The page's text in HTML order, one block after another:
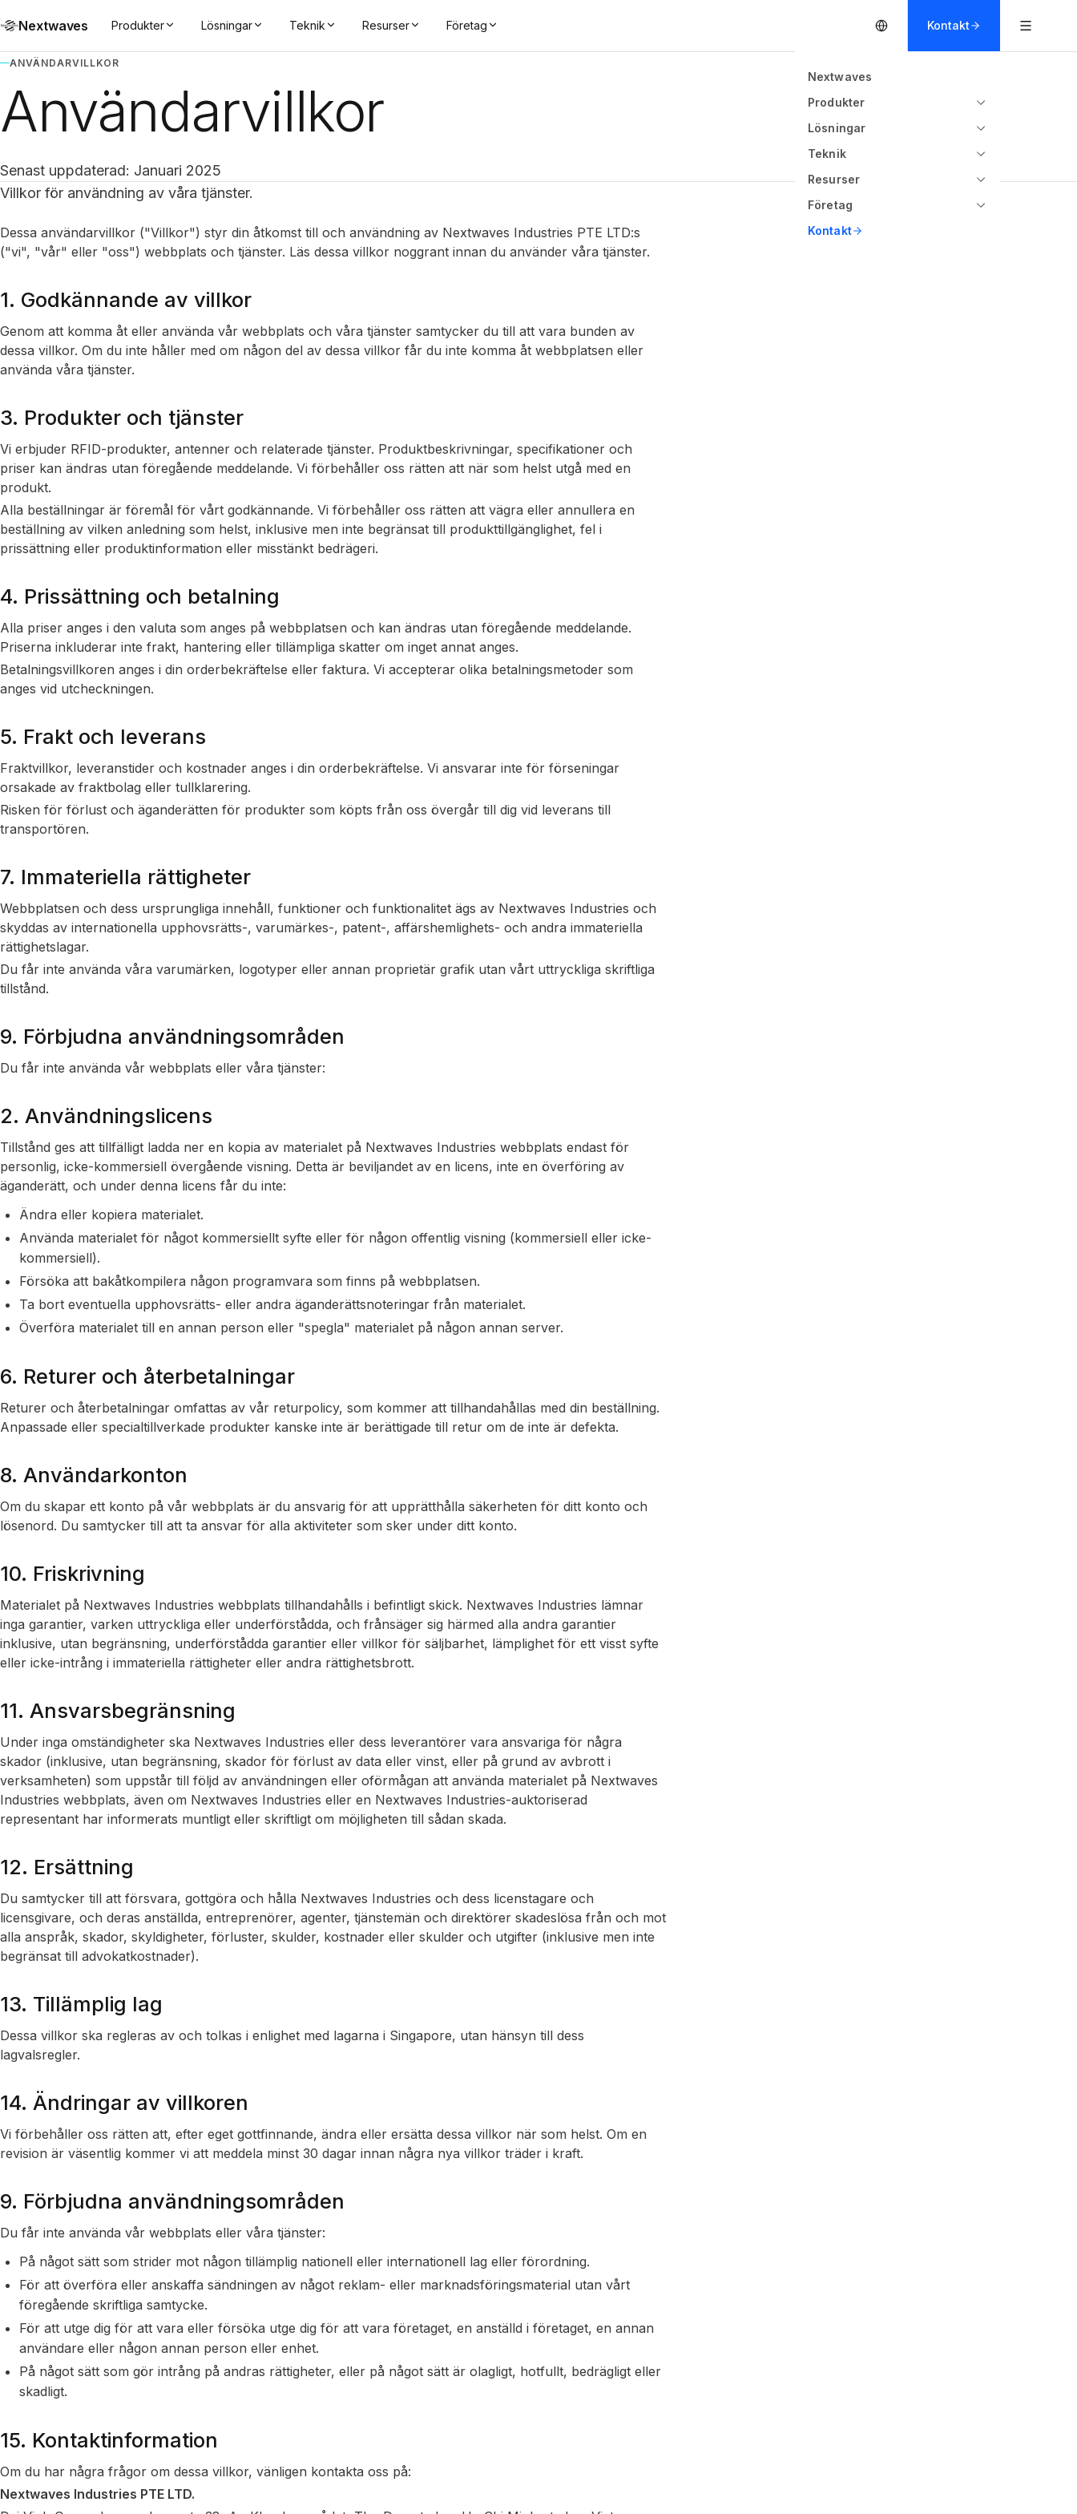
Nextwaves Produkter Lösningar Teknik Resurser Företag Kontakt
Nextwaves
Produkter
Lösningar
Teknik
Resurser
Företag
Kontakt
ANVÄNDARVILLKOR
Användarvillkor
Senast uppdaterad: Januari 2025
Villkor för användning av våra tjänster.
Dessa användarvillkor ("Villkor") styr din åtkomst till och användning av Nextwaves Industries PTE LTD:s
("vi", "vår" eller "oss") webbplats och tjänster. Läs dessa villkor noggrant innan du använder våra tjänster.
1. Godkännande av villkor
Genom att komma åt eller använda vår webbplats och våra tjänster samtycker du till att vara bunden av
dessa villkor. Om du inte håller med om någon del av dessa villkor får du inte komma åt webbplatsen eller
använda våra tjänster.
3. Produkter och tjänster
Vi erbjuder RFID-produkter, antenner och relaterade tjänster. Produktbeskrivningar, specifikationer och
priser kan ändras utan föregående meddelande. Vi förbehåller oss rätten att när som helst utgå med en
produkt.
Alla beställningar är föremål för vårt godkännande. Vi förbehåller oss rätten att vägra eller annullera en
beställning av vilken anledning som helst, inklusive men inte begränsat till produkttillgänglighet, fel i
prissättning eller produktinformation eller misstänkt bedrägeri.
4. Prissättning och betalning
Alla priser anges i den valuta som anges på webbplatsen och kan ändras utan föregående meddelande.
Priserna inkluderar inte frakt, hantering eller tillämpliga skatter om inget annat anges.
Betalningsvillkoren anges i din orderbekräftelse eller faktura. Vi accepterar olika betalningsmetoder som
anges vid utcheckningen.
5. Frakt och leverans
Fraktvillkor, leveranstider och kostnader anges i din orderbekräftelse. Vi ansvarar inte för förseningar
orsakade av fraktbolag eller tullklarering.
Risken för förlust och äganderätten för produkter som köpts från oss övergår till dig vid leverans till
transportören.
7. Immateriella rättigheter
Webbplatsen och dess ursprungliga innehåll, funktioner och funktionalitet ägs av Nextwaves Industries och
skyddas av internationella upphovsrätts-, varumärkes-, patent-, affärshemlighets- och andra immateriella
rättighetslagar.
Du får inte använda våra varumärken, logotyper eller annan proprietär grafik utan vårt uttryckliga skriftliga
tillstånd.
9. Förbjudna användningsområden
Du får inte använda vår webbplats eller våra tjänster:
2. Användningslicens
Tillstånd ges att tillfälligt ladda ner en kopia av materialet på Nextwaves Industries webbplats endast för
personlig, icke-kommersiell övergående visning. Detta är beviljandet av en licens, inte en överföring av
äganderätt, och under denna licens får du inte:
Ändra eller kopiera materialet.
Använda materialet för något kommersiellt syfte eller för någon offentlig visning (kommersiell eller icke-
kommersiell).
Försöka att bakåtkompilera någon programvara som finns på webbplatsen.
Ta bort eventuella upphovsrätts- eller andra äganderättsnoteringar från materialet.
Överföra materialet till en annan person eller "spegla" materialet på någon annan server.
6. Returer och återbetalningar
Returer och återbetalningar omfattas av vår returpolicy, som kommer att tillhandahållas med din beställning.
Anpassade eller specialtillverkade produkter kanske inte är berättigade till retur om de inte är defekta.
8. Användarkonton
Om du skapar ett konto på vår webbplats är du ansvarig för att upprätthålla säkerheten för ditt konto och
lösenord. Du samtycker till att ta ansvar för alla aktiviteter som sker under ditt konto.
10. Friskrivning
Materialet på Nextwaves Industries webbplats tillhandahålls i befintligt skick. Nextwaves Industries lämnar
inga garantier, varken uttryckliga eller underförstådda, och frånsäger sig härmed alla andra garantier
inklusive, utan begränsning, underförstådda garantier eller villkor för säljbarhet, lämplighet för ett visst syfte
eller icke-intrång i immateriella rättigheter eller andra rättighetsbrott.
11. Ansvarsbegränsning
Under inga omständigheter ska Nextwaves Industries eller dess leverantörer vara ansvariga för några
skador (inklusive, utan begränsning, skador för förlust av data eller vinst, eller på grund av avbrott i
verksamheten) som uppstår till följd av användningen eller oförmågan att använda materialet på Nextwaves
Industries webbplats, även om Nextwaves Industries eller en Nextwaves Industries-auktoriserad
representant har informerats muntligt eller skriftligt om möjligheten till sådan skada.
12. Ersättning
Du samtycker till att försvara, gottgöra och hålla Nextwaves Industries och dess licenstagare och
licensgivare, och deras anställda, entreprenörer, agenter, tjänstemän och direktörer skadeslösa från och mot
alla anspråk, skador, skyldigheter, förluster, skulder, kostnader eller skulder och utgifter (inklusive men inte
begränsat till advokatkostnader).
13. Tillämplig lag
Dessa villkor ska regleras av och tolkas i enlighet med lagarna i Singapore, utan hänsyn till dess
lagvalsregler.
14. Ändringar av villkoren
Vi förbehåller oss rätten att, efter eget gottfinnande, ändra eller ersätta dessa villkor när som helst. Om en
revision är väsentlig kommer vi att meddela minst 30 dagar innan några nya villkor träder i kraft.
9. Förbjudna användningsområden
Du får inte använda vår webbplats eller våra tjänster:
På något sätt som strider mot någon tillämplig nationell eller internationell lag eller förordning.
För att överföra eller anskaffa sändningen av något reklam- eller marknadsföringsmaterial utan vårt
föregående skriftliga samtycke.
För att utge dig för att vara eller försöka utge dig för att vara företaget, en anställd i företaget, en annan
användare eller någon annan person eller enhet.
På något sätt som gör intrång på andras rättigheter, eller på något sätt är olagligt, hotfullt, bedrägligt eller
skadligt.
15. Kontaktinformation
Om du har några frågor om dessa villkor, vänligen kontakta oss på:
Nextwaves Industries PTE LTD.